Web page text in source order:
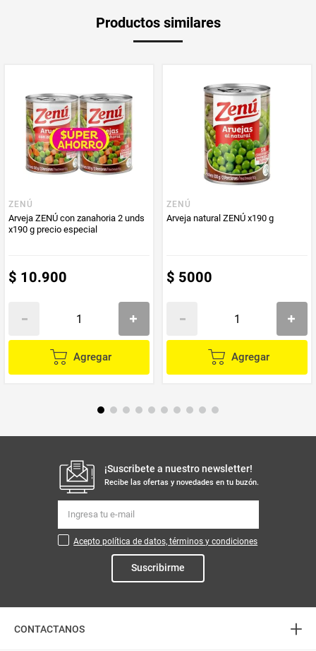
PUM - Medida 160
Peso Neto
Producto (kg)
160
de Medida
Productos similares
ZENÚ
Arveja ZENÚ con zanahoria 2 unds
x190 g precio especial
$ 10.900
Agregar
ZENÚ
Arveja natural ZENÚ x190 g
$ 5000
Agregar
¡Suscribete a nuestro newsletter!
Recibe las ofertas y novedades en tu buzón.
Acepto política de datos, términos y condiciones
Suscribirme
CONTACTANOS +